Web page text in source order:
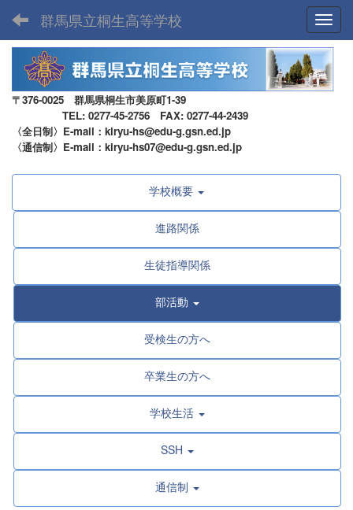
群馬県立桐生高等学校
〒376-0025 群馬県桐生市美原町1-39
TEL: 0277-45-2756 FAX: 0277-44-2439
〈全日制〉E-mail：kiryu-hs@edu-g.gsn.ed.jp
〈通信制〉E-mail：kiryu-hs07@edu-g.gsn.ed.jp
学校概要
進路関係
生徒指導関係
部活動
受検生の方へ
卒業生の方へ
学校生活
SSH
通信制